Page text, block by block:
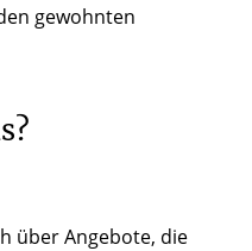
gewohnten
über Angebote, die